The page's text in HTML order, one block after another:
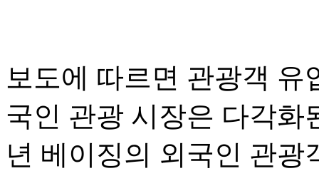
보도에 따르면 관광객
국인 관광 시장은 다각화
년 베이징의 외국인 관광